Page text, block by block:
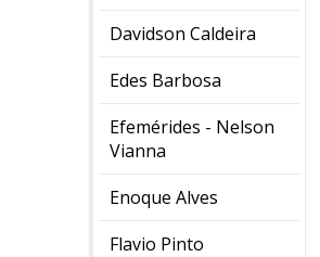
Davidson Caldeira
Edes Barbosa
Efemérides - Nelson
Vianna
Enoque Alves
Flavio Pinto